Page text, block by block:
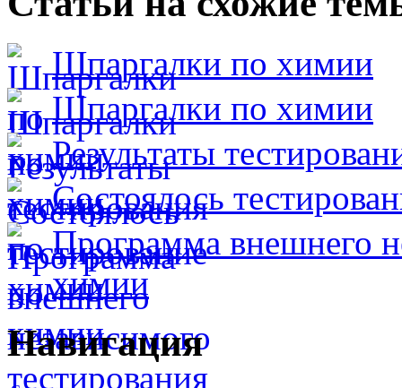
Шпаргалки по химии
Шпаргалки по химии
Результаты
Состоялось
Программа внешнего
химии
Навигация